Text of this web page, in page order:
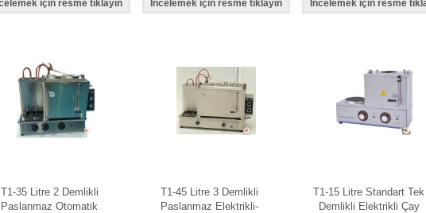
T1-35 Litre 2 Demlikli
Paslanmaz Otomatik
T1-45 Litre 3 Demlikli
Paslanmaz Elektrikli-
T1-15 Litre Standart Tek
Demlikli Elektrikli Çay